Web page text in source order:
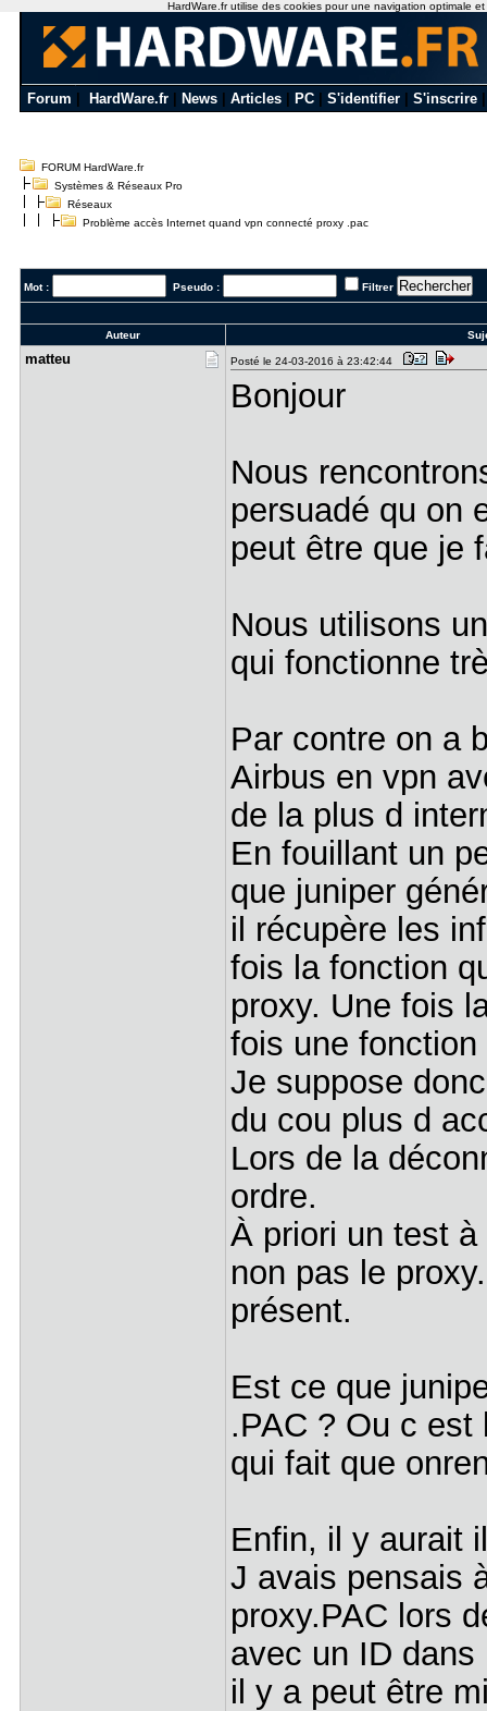
Forum HardWare.fr News Articles PC S'identifier S'inscrire
FORUM HardWare.fr
Systèmes & Réseaux Pro
Réseaux
Problème accès Internet quand vpn connecté proxy .pac
Mot : Pseudo : Filtrer
Auteur
matteu Posté le 24-03-2016 à 23:42:44
Bonjour
Nous
persuadé qu on
peut être que je
Nous utilisons
qui fonctionne
Par contre on a
Airbus en vpn
de la plus d
En fouillant un
que juniper
il récupère les
fois la fonction
proxy. Une fois
fois une fonction
Je suppose
du cou plus d
Lors de la
ordre.
À priori un test
non pas le
présent.
Est ce que
.PAC ? Ou c est
qui fait que
Enfin, il y aurait
J avais pensais
proxy.PAC lors
avec un ID
il y a peut être
HardWare.fr utilise des cookies pour une navigation optimale